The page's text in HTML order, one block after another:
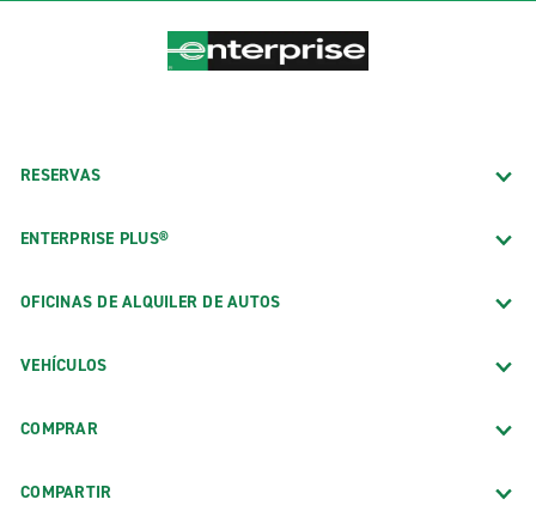
RESERVAS
ENTERPRISE PLUS®
OFICINAS DE ALQUILER DE AUTOS
VEHÍCULOS
COMPRAR
COMPARTIR